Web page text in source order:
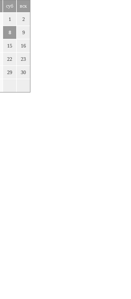
суб вск
1 2
8 9
15 16
22 23
29 30